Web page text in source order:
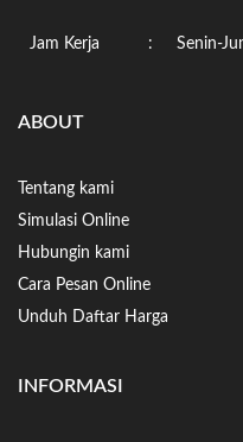
Jam Kerja : Senin-
ABOUT
Tentang kami
Simulasi Online
Hubungin kami
Cara Pesan Online
Unduh Daftar Harga
INFORMASI